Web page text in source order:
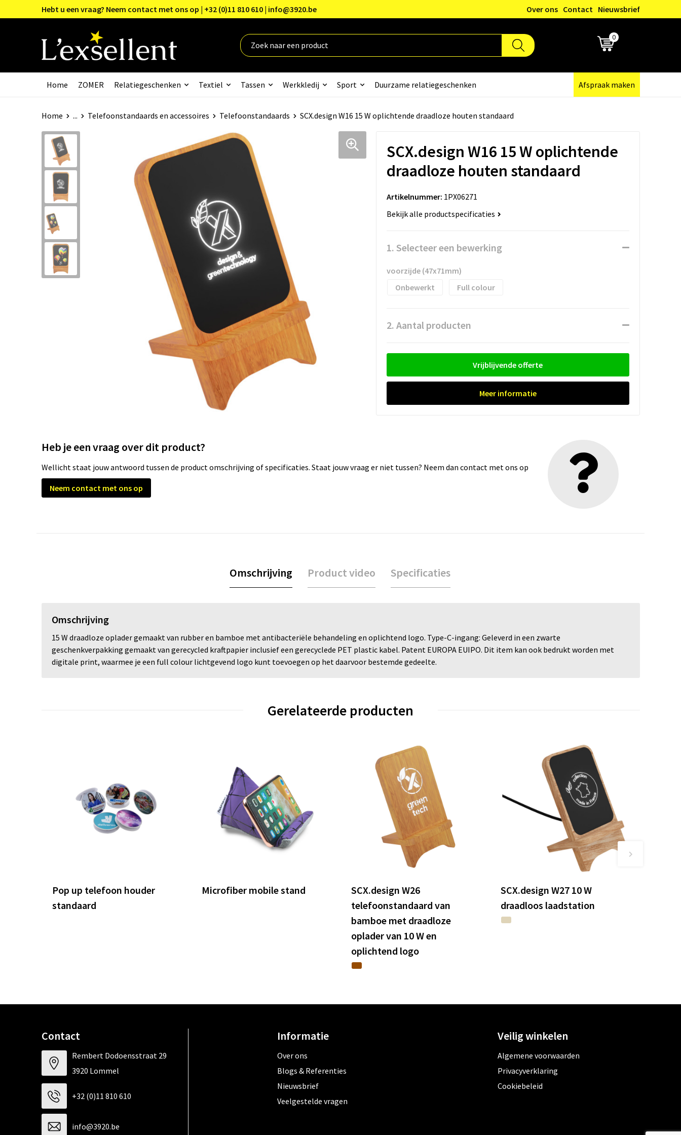
Hebt u een vraag? Neem contact met ons op | +32 (0)11 810 610 | info@3920.be Over ons Contact Nieuwsbrief
0
Home ZOMER Relatiegeschenken Textiel Tassen Werkkledij Sport Duurzame relatiegeschenken Afspraak maken
Home ... Telefoonstandaards en accessoires Telefoonstandaards SCX.design W16 15 W oplichtende draadloze houten standaard
SCX.design W16 15 W oplichtende
draadloze houten standaard
Artikelnummer: 1PX06271
Bekijk alle productspecificaties
1. Selecteer een bewerking
voorzijde (47x71mm)
Onbewerkt
Full colour
2. Aantal producten
Vrijblijvende offerte
Meer informatie
Heb je een vraag over dit product?
Wellicht staat jouw antwoord tussen de product omschrijving of specificaties. Staat jouw vraag er niet tussen? Neem dan contact met ons op
Neem contact met ons op
Omschrijving Product video Specificaties
Omschrijving
15 W draadloze oplader gemaakt van rubber en bamboe met antibacteriële behandeling en oplichtend logo. Type-C-ingang: Geleverd in een zwarte
geschenkverpakking gemaakt van gerecycled kraftpapier inclusief een gerecyclede PET plastic kabel. Patent EUROPA EUIPO. Dit item kan ook bedrukt worden met
digitale print, waarmee je een full colour lichtgevend logo kunt toevoegen op het daarvoor bestemde gedeelte.
Gerelateerde producten
Pop up telefoon houder
standaard
Microfiber mobile stand
SCX.design W26
telefoonstandaard van
bamboe met draadloze
oplader van 10 W en
oplichtend logo
SCX.design W27 10 W
draadloos laadstation
Contact
Rembert Dodoensstraat 29
3920 Lommel
+32 (0)11 810 610
info@3920.be
Informatie
Over ons
Blogs & Referenties
Nieuwsbrief
Veelgestelde vragen
Veilig winkelen
Algemene voorwaarden
Privacyverklaring
Cookiebeleid